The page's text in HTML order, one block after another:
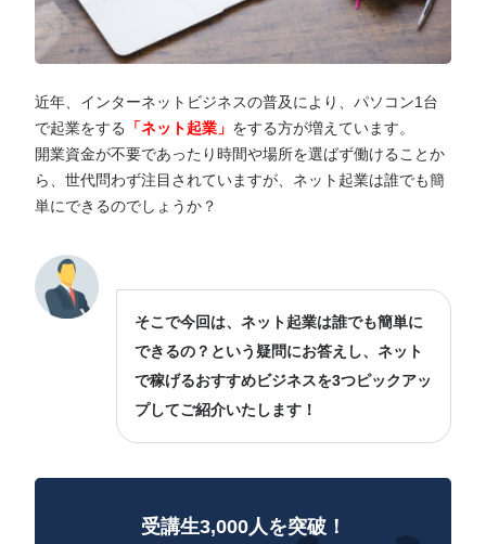
近年、インターネットビジネスの普及により、パソコン1台
で起業をする
「ネット起業」 をする方が増えています。
開業資金が不要であったり時間や場所を選ばず働けることか
ら、世代問わず注目されていますが、ネット起業は誰でも簡
単にできるのでしょうか？
そこで今回は、ネット起業は誰でも簡単に
できるの？という疑問にお答えし、ネット
で稼げるおすすめビジネスを3つピックアッ
プしてご紹介いたします！
受講生3,000人を突破！